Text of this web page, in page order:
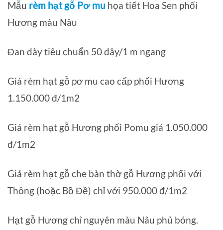
Mẫu rèm hạt gỗ Pơ mu họa tiết Hoa Sen phối
Hương màu Nâu
Đan dày tiêu chuẩn 50 dây/1 m ngang
Giá rèm hạt gỗ pơ mu cao cấp phối Hương
1.150.000 đ/1m2
Giá rèm hạt gỗ Hương phối Pomu giá 1.050.000
đ/1m2
Giá rèm hạt gỗ che bàn thờ gỗ Hương phối với
Thông (hoặc Bồ Đề) chỉ với 950.000 đ/1m2
Hạt gỗ Hương chỉ nguyên màu Nâu phủ bóng.